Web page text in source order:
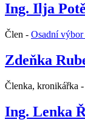
Ing. Ilja
Člen - Osadní
Zdeňka
Členka, kronikářka -
Ing. Lenka